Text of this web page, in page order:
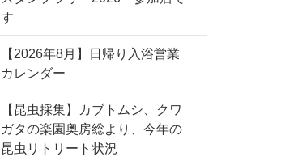
す
【2026年8月】日帰り入浴営業
カレンダー
【昆虫採集】カブトムシ、クワ
ガタの楽園奥房総より、今年の
昆虫リトリート状況